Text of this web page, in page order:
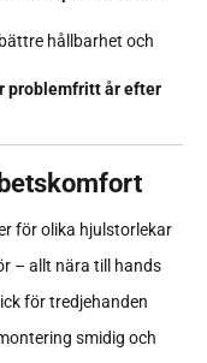
hållbarhet och
problemfritt år efter
för olika hjulstorlekar
– allt nära till hands
för tredjehanden
smidig och